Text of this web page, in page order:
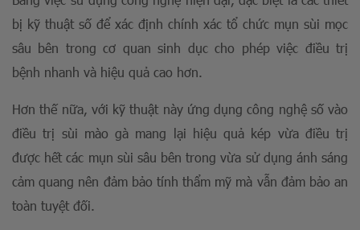
bị kỹ thuật số để xác định chính xác tổ chức mụn sùi mọc
sâu bên trong cơ quan sinh dục cho phép việc điều trị
bệnh nhanh và hiệu quả cao hơn.
Hơn thế nữa, với kỹ thuật này ứng dụng công nghệ số vào
điều trị sùi mào gà mang lại hiệu quả kép vừa điều trị
được hết các mụn sùi sâu bên trong vừa sử dụng ánh sáng
cảm quang nên đảm bảo tính thẩm mỹ mà vẫn đảm bảo an
toàn tuyệt đối.